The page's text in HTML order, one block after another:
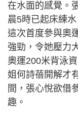
在水面的感覺。
晨5時已起床練
這次首度參與奧
強勁，令她壓力
奧運200米背泳
姐何詩蓓開解才
間，張心悅欲借
趣。